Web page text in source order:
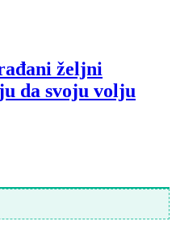
željni
da svoju volju